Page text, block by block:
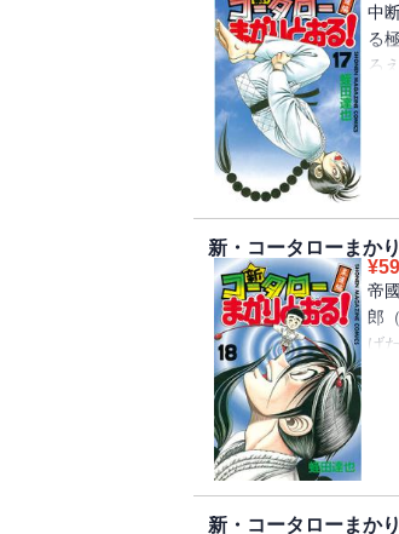
中
る
ろ
が
新・コータローまか
¥
帝
郎
げ
っ
新・コータローまか